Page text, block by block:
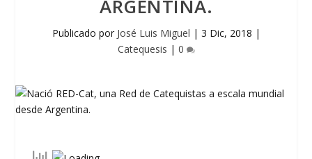
ARGENTINA.
Publicado por José Luis Miguel | 3 Dic, 2018 |
Catequesis | 0